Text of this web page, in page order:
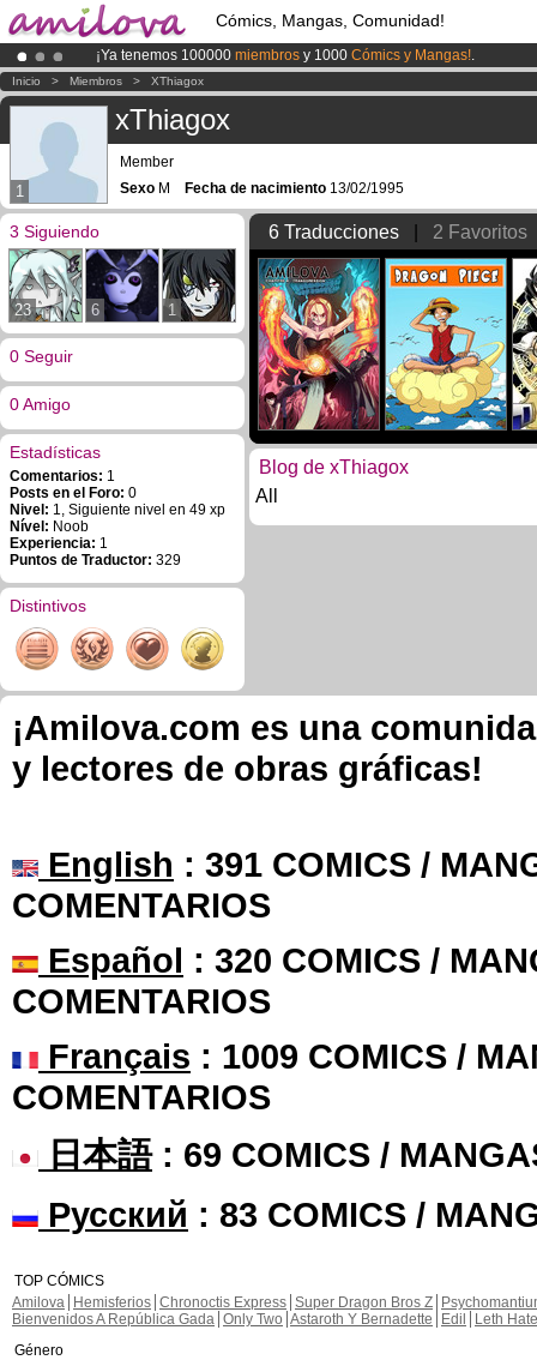
Cómics, Mangas, Comunidad!
¡Ya tenemos 100000 miembros y 1000 Cómics y Mangas!.
¡El Kickstarter Amilova está desormado lanzado!.
¡Conviertete en Premium por3.95 eurosal mes!Hazte Premium ya
Inicio > Miembros > XThiagox
1
xThiagox
Member
Sexo M Fecha de nacimiento 13/02/1995
3 Siguiendo
23 6 1
0 Seguir
0 Amigo
Estadísticas
Comentarios: 1
Posts en el Foro: 0
Nivel: 1, Siguiente nivel en 49 xp
Nível: Noob
Experiencia: 1
Puntos de Traductor: 329
Distintivos
6 Traducciones 2 Favoritos
Blog de xThiagox
All
¡Amilova.com es una
y lectores de obras gráficas!
English : 391 COMICS /
COMENTARIOS
Español : 320 COMICS /
COMENTARIOS
Français : 1009 COMICS /
COMENTARIOS
日本語: 69 COMICS /
Русский : 83 COMICS /
TOP CÓMICS
Amilova
Hemisferios Chronoctis Express Super Dragon Bros Z
Bienvenidos A República Gada Only Two Astaroth Y Bernadette Edil
Leth Hate
Género